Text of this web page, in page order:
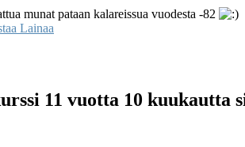
munat pataan kalareissua vuodesta -82
Lainaa
11 vuotta 10 kuukautta